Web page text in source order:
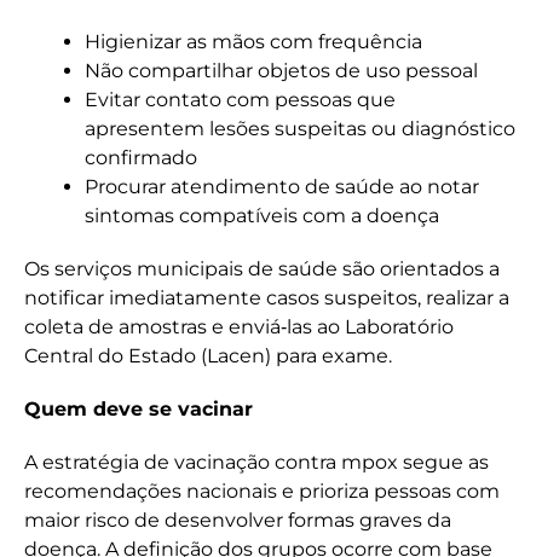
Higienizar as mãos com frequência
Não compartilhar objetos de uso pessoal
Evitar contato com pessoas que
apresentem lesões suspeitas ou diagnóstico
confirmado
Procurar atendimento de saúde ao notar
sintomas compatíveis com a doença
Os serviços municipais de saúde são orientados a
notificar imediatamente casos suspeitos, realizar a
coleta de amostras e enviá‑las ao Laboratório
Central do Estado (Lacen) para exame.
Quem deve se vacinar
A estratégia de vacinação contra mpox segue as
recomendações nacionais e prioriza pessoas com
maior risco de desenvolver formas graves da
doença. A definição dos grupos ocorre com base